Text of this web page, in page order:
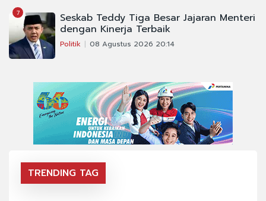
7 Seskab Teddy Tiga Besar Jajaran Menteri
dengan Kinerja Terbaik
Politik 08 Agustus 2026 20:14
TRENDING TAG